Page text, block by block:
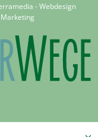
- Webdesign